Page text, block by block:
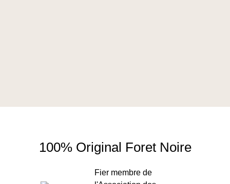
100% Original Foret Noire
Fier membre de